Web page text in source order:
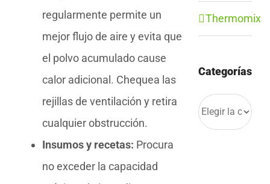
regularmente permite un
mejor flujo de aire y evita que
el polvo acumulado cause
calor adicional. Chequea las
rejillas de ventilación y retira
cualquier obstrucción.
Insumos y recetas: Procura
no exceder la capacidad
Thermomix
Categorías
Categorías